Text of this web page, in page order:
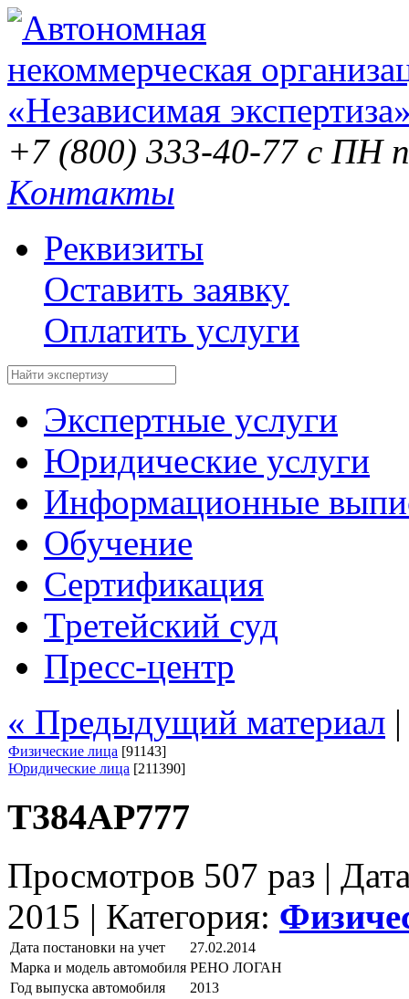
+7 (800) 333-40-77 с ПН
Контакты
Реквизиты
Оставить заявку
Оплатить услуги
Экспертные услуги
Юридические услуги
Информационные
Обучение
Сертификация
Третейский суд
Пресс-центр
« Предыдущий материал
Физические лица [91143]
Юридические лица [211390]
Т384АР777
Просмотров 507 раз |
2015 | Категория:
Дата постановки на учет
27.02.2014
Марка и модель автомобиля РЕНО ЛОГАН
Год выпуска автомобиля
2013